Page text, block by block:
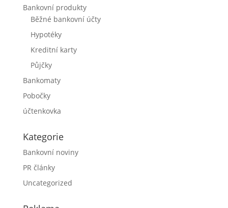
Bankovní produkty
Běžné bankovní účty
Hypotéky
Kreditní karty
Půjčky
Bankomaty
Pobočky
účtenkovka
Kategorie
Bankovní noviny
PR články
Uncategorized